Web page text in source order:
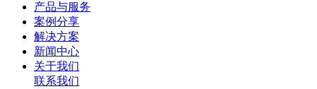
产品与服务
案例分享
解决方案
新闻中心
关于我们
联系我们